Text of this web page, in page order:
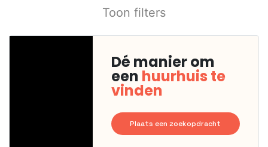
Toon filters
Dé manier om
een huurhuis te
vinden
Plaats een zoekopdracht